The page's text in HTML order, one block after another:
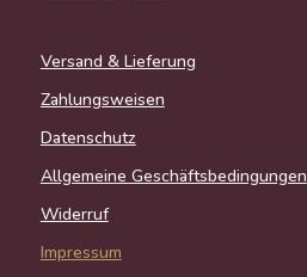
Versand & Lieferung
Zahlungsweisen
Datenschutz
Allgemeine Geschäftsbedingungen
Widerruf
Impressum